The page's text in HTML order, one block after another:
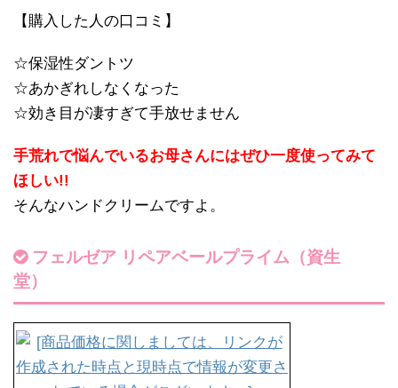
【購入した人の口コミ】
☆保湿性ダントツ
☆あかぎれしなくなった
☆効き目が凄すぎて手放せません
手荒れで悩んでいるお母さんにはぜひ一度使ってみて
ほしい!!
そんなハンドクリームですよ。
フェルゼア リペアベールプライム（資生
堂）